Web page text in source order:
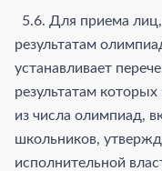
5.6. Для приема
результатам
устанавливает
результатам
из числа олимпиад,
школьников,
исполнительной